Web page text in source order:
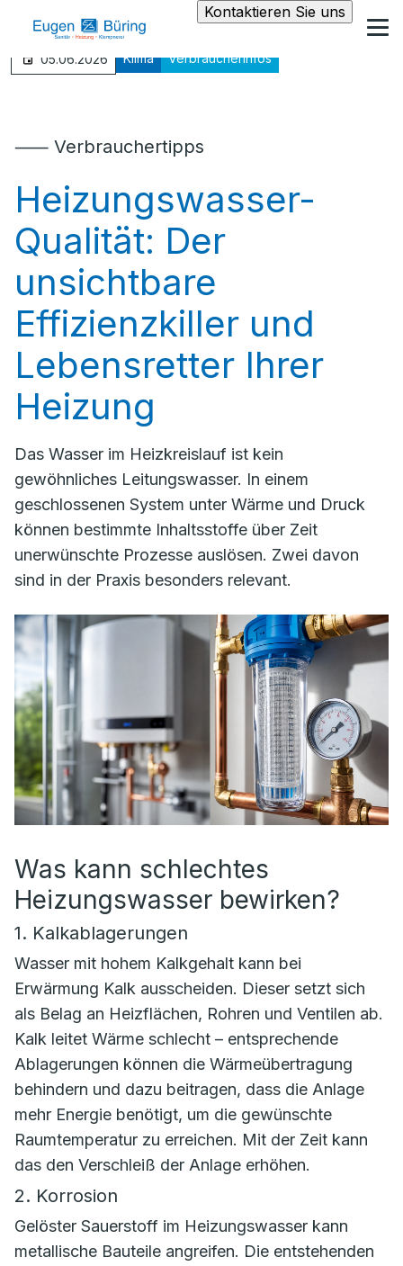
Kontaktieren Sie uns
05.06.2026 Klima Verbraucherinfos
⸺ Verbrauchertipps
Heizungswasser-
Qualität: Der
unsichtbare
Effizienzkiller und
Lebensretter Ihrer
Heizung
Das Wasser im Heizkreislauf ist kein
gewöhnliches Leitungswasser. In einem
geschlossenen System unter Wärme und Druck
können bestimmte Inhaltsstoffe über Zeit
unerwünschte Prozesse auslösen. Zwei davon
sind in der Praxis besonders relevant.
Was kann schlechtes
Heizungswasser bewirken?
1. Kalkablagerungen
Wasser mit hohem Kalkgehalt kann bei
Erwärmung Kalk ausscheiden. Dieser setzt sich
als Belag an Heizflächen, Rohren und Ventilen ab.
Kalk leitet Wärme schlecht – entsprechende
Ablagerungen können die Wärmeübertragung
behindern und dazu beitragen, dass die Anlage
mehr Energie benötigt, um die gewünschte
Raumtemperatur zu erreichen. Mit der Zeit kann
das den Verschleiß der Anlage erhöhen.
2. Korrosion
Gelöster Sauerstoff im Heizungswasser kann
metallische Bauteile angreifen. Die entstehenden